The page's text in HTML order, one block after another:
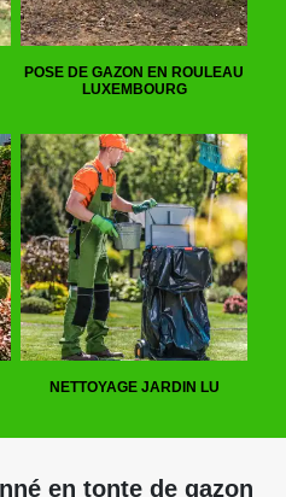
POSE DE GAZON EN ROULEAU
LUXEMBOURG
NETTOYAGE JARDIN LU
en tonte de gazon